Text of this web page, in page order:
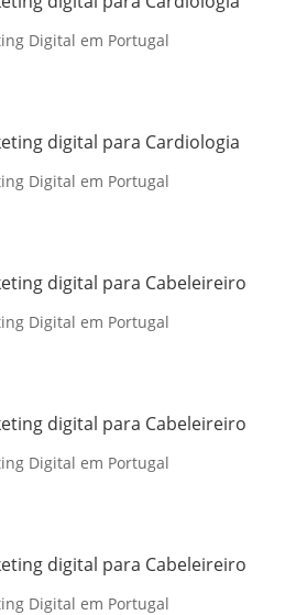
Digital em Portugal
digital para Cardiologia
Digital em Portugal
digital para Cabeleireiro
Digital em Portugal
digital para Cabeleireiro
Digital em Portugal
digital para Cabeleireiro
Digital em Portugal